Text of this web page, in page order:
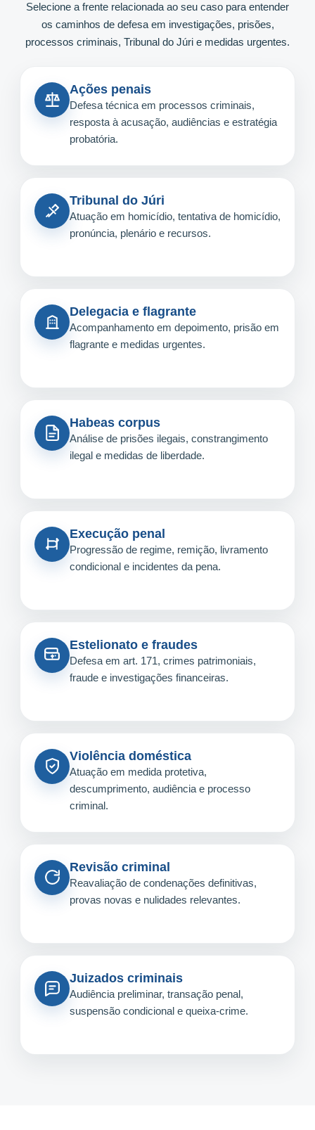
Selecione a frente relacionada ao seu caso para entender
os caminhos de defesa em investigações, prisões,
processos criminais, Tribunal do Júri e medidas urgentes.
Ações penais
Defesa técnica em processos criminais,
resposta à acusação, audiências e estratégia
probatória.
Tribunal do Júri
Atuação em homicídio, tentativa de homicídio,
pronúncia, plenário e recursos.
Delegacia e flagrante
Acompanhamento em depoimento, prisão em
flagrante e medidas urgentes.
Habeas corpus
Análise de prisões ilegais, constrangimento
ilegal e medidas de liberdade.
Execução penal
Progressão de regime, remição, livramento
condicional e incidentes da pena.
Estelionato e fraudes
Defesa em art. 171, crimes patrimoniais,
fraude e investigações financeiras.
Violência doméstica
Atuação em medida protetiva,
descumprimento, audiência e processo
criminal.
Revisão criminal
Reavaliação de condenações definitivas,
provas novas e nulidades relevantes.
Juizados criminais
Audiência preliminar, transação penal,
suspensão condicional e queixa-crime.